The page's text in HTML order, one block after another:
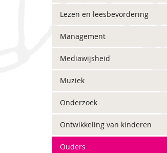
Lezen en leesbevordering
Management
Mediawijsheid
Muziek
Onderzoek
Ontwikkeling van kinderen
Ouders